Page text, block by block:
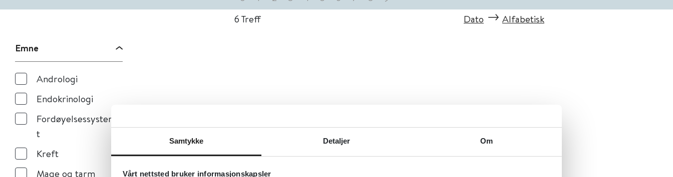
Samtykke Detaljer Om
Vårt nettsted bruker informasjonskapsler
Emne
Andrologi
Endokrinologi
Fordøyelsessysteme
t
Kreft
Mage og tarm
6 Treff Dato Alfabetisk